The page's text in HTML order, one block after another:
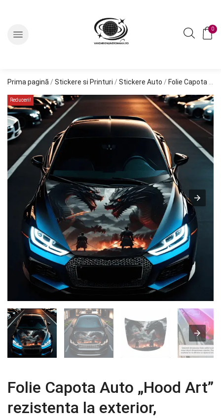
0
Prima pagină / Stickere si Printuri / Stickere Auto / Folie Capota "HOOD ART"
Reduceri!
Folie Capota Auto „Hood Art”
rezistenta la exterior,